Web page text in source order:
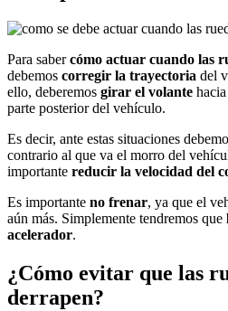
Para sabercómo actuar cuando las
debemos corregir la trayectoria del
ello, deberemos girar el volante
parte posterior del vehículo.
Es decir, ante estas situaciones
contrario al que va el morro del
importante reducir la velocidad del
Es importante no frenar, ya que el
aún más. Simplemente tendremos que
acelerador.
¿Cómo evitar que las
derrapen?